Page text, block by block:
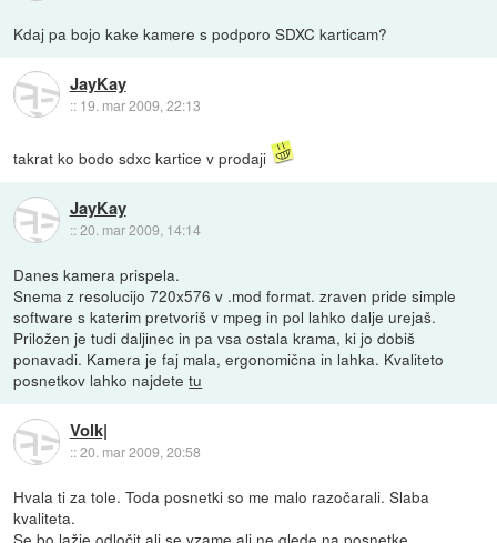
Kdaj pa bojo kake kamere s podporo SDXC karticam?
JayKay
:: 19. mar 2009, 22:13
takrat ko bodo sdxc kartice v prodaji
JayKay
::20. mar 2009, 14:14
Danes kamera prispela.
Snema z resolucijo 720x576 v .mod format. zraven pride simple
software s katerim pretvoriš v mpeg in pol lahko dalje urejaš.
Priložen je tudi daljinec in pa vsa ostala krama, ki jo dobiš
ponavadi. Kamera je faj mala, ergonomična in lahka. Kvaliteto
posnetkov lahko najdetetu
Volk|
::20. mar 2009, 20:58
Hvala ti za tole. Toda posnetki so me malo razočarali. Slaba
kvaliteta.
Se bo lažje odločit ali se vzame ali ne glede na posnetke.